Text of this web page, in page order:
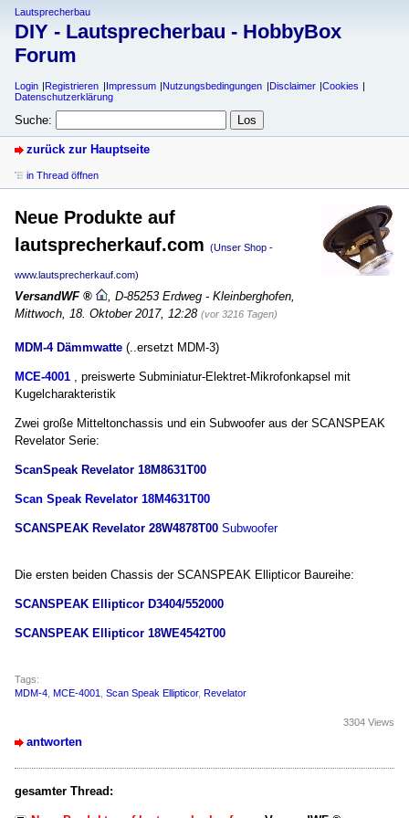
Lautsprecherbau
DIY - Lautsprecherbau - HobbyBox
Forum
Login Registrieren Impressum Nutzungsbedingungen Disclaimer
Cookies
Datenschutzerklärung
Suche:
zurück zur Hauptseite
in Thread öffnen
Neue Produkte auf
lautsprecherkauf.com (Unser Shop -
www.lautsprecherkauf.com)
VersandWF D-85253 Erdweg - Kleinberghofen
Mittwoch, 18. Oktober 2017, 12:28 (vor 3216 Tagen)
MDM-4 Dämmwatte (..ersetzt MDM-3)
MCE-4001 , preiswerte Subminiatur-Elektret-Mikrofonkapsel mit
Kugelcharakteristik
Zwei große Mitteltonchassis und ein Subwoofer aus der SCANSPEAK
Revelator Serie:
ScanSpeak Revelator 18M8631T00
Scan Speak Revelator 18M4631T00
SCANSPEAK Revelator 28W4878T00 Subwoofer
Die ersten beiden Chassis der SCANSPEAK Ellipticor Baureihe:
SCANSPEAK Ellipticor D3404/552000
SCANSPEAK Ellipticor 18WE4542T00
Tags:
MDM-4 MCE-4001 Scan Speak Ellipticor, Revelator
antworten
3304 Views
gesamter Thread: